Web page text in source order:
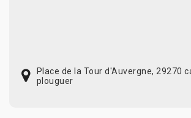
Place de la Tour d'Auvergne, 29270
plouguer